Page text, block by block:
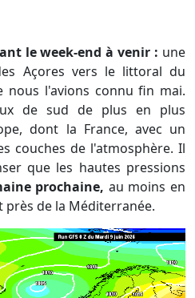
le week-end à venir : une
Açores vers le littoral du
nous l'avions connu fin mai.
de sud de plus en plus
dont la France, avec un
couches de l'atmosphère. Il
que les hautes pressions
prochaine, au moins en
de la Méditerranée.